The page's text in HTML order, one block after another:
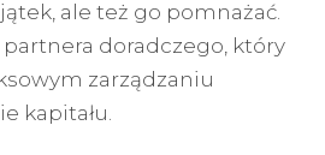
ale też go pomnażać.
doradczego, który
zarządzaniu
kapitału.